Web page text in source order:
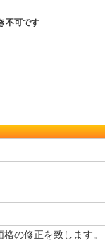
不可です
の修正を致します。